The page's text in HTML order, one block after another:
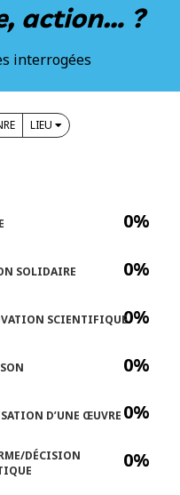
action… ?
interrogées
LIEU
0%
0%
0%
0%
0%
0%
SOLIDAIRE
SCIENTIFIQUE
D’UNE ŒUVRE
DÉCISION